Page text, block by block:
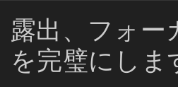
露出、フォー
を完璧にしま